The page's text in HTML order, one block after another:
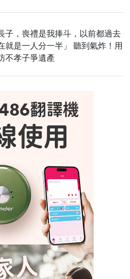
子，喪禮是我捧斗，以前都過去
就是一人分一半」 聽到氣炸！用
不孝子爭遺產